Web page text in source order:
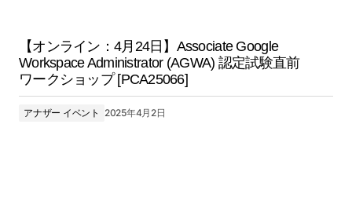
【オンライン：4月24日】Associate Google
Workspace Administrator (AGWA) 認定試験直前
ワークショップ [PCA25066]
アナザー イベント 2025年4月2日